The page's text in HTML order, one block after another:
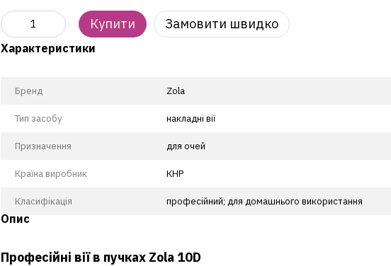
Купити Замовити швидко
Характеристики
Бренд Zola
Тип засобу накладні вії
Призначення для очей
Країна виробник КНР
Класифікація професійний; для домашнього використання
Опис
Професійні вії в пучках Zola 10D